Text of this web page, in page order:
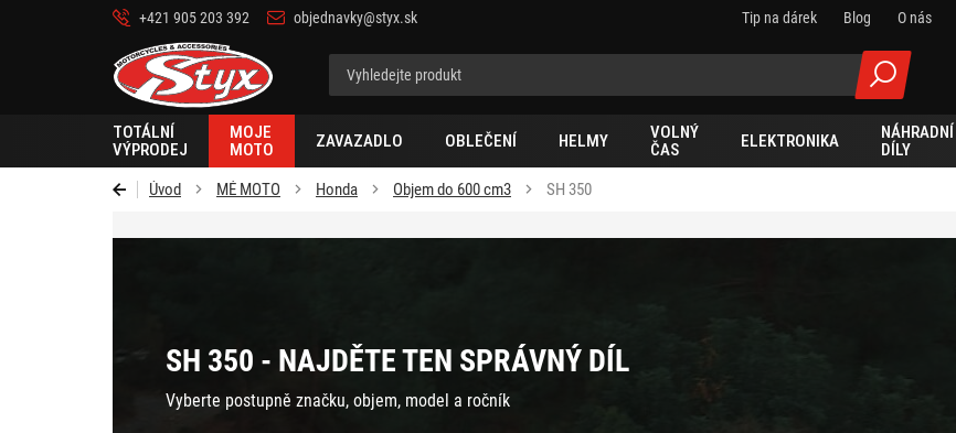
+421 905 203 392 objednavky@styx.sk Tip na dárek Blog O nás
Styx-
cz
TOTÁLNÍ
VÝPRODEJ
MOJE
MOTO
ZAVAZADLO OBLEČENÍ HELMY
VOLNÝ
ČAS
ELEKTRONIKA
NÁHRADNÍ
DÍLY
Úvod MÉ MOTO Honda Objem do 600 cm3 SH 350
SH 350 - NAJDĚTE TEN SPRÁVNÝ DÍL
Vyberte postupně značku, objem, model a ročník